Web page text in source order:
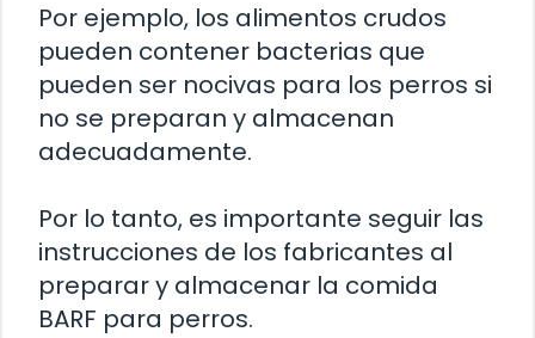
Por ejemplo, los alimentos crudos
pueden contener bacterias que
pueden ser nocivas para los perros si
no se preparan y almacenan
adecuadamente.
Por lo tanto, es importante seguir las
instrucciones de los fabricantes al
preparar y almacenar la comida
BARF para perros.